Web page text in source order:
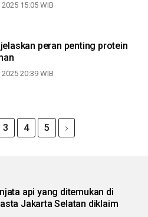
15:05 WIB
peran penting protein
20:39 WIB
3 4 5
api yang ditemukan di
Jakarta Selatan diklaim